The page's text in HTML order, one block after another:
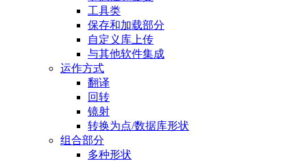
工具类
保存和加载部分
自定义库上传
与其他软件集成
运作方式
翻译
回转
镜射
转换为点/数据库形状
组合部分
多种形状